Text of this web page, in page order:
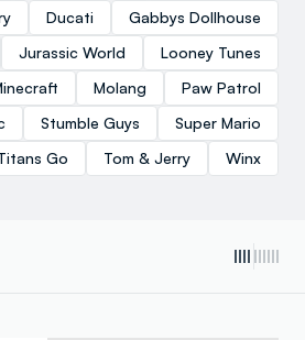
Ducati
Gabbys Dollhouse
Jurassic World
Looney Tunes
Molang
Paw Patrol
Stumble Guys
Super Mario
Go
Tom & Jerry Winx